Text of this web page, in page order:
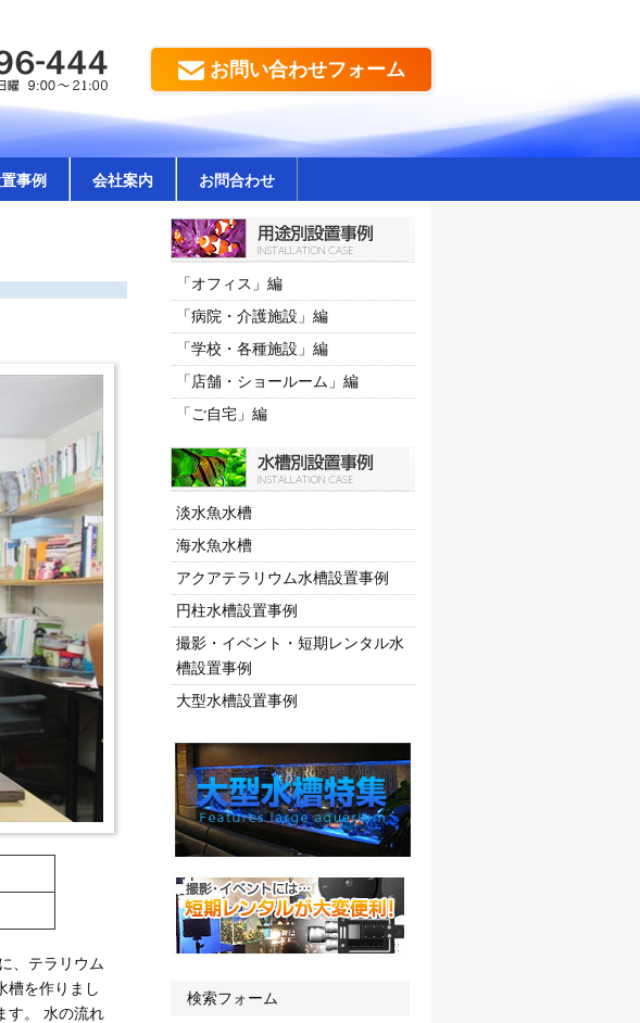
お問い合わせフォーム
事例 会社案内 お問合わせ
、テラリウム
槽を作りまし
す。 水の流れ
「オフィス」編
「病院・介護施設」編
「学校・各種施設」編
「店舗・ショールーム」編
「ご自宅」編
淡水魚水槽
海水魚水槽
アクアテラリウム水槽設置事例
円柱水槽設置事例
撮影・イベント・短期レンタル水
槽設置事例
大型水槽設置事例
検索フォーム